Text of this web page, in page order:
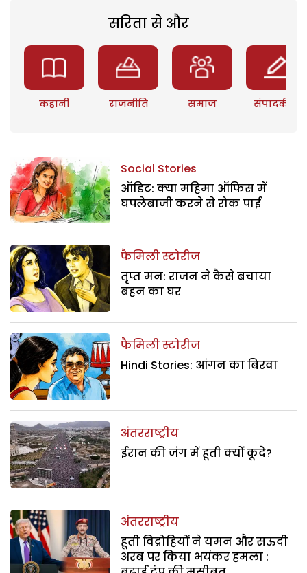
सरिता से और
कहानी राजनीति समाज संपादकीय
Social Stories
ऑडिट: क्या महिमा ऑफिस में
घपलेबाजी करने से रोक पाई
फैमिली स्टोरीज
तृप्त मन: राजन ने कैसे बचाया
बहन का घर
फैमिली स्टोरीज
Hindi Stories: आंगन का बिरवा
अंतरराष्ट्रीय
ईरान की जंग में हूती क्यों कूदे?
अंतरराष्ट्रीय
हूती विद्रोहियों ने यमन और सऊदी
अरब पर किया भयंकर हमला :